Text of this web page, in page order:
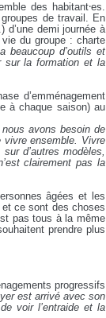
des habitant⸱es.
de travail. En
d’une demi journée à
du groupe : charte
beaucoup d’outils et
sur la formation et la
d’emménagement
à chaque saison) au
avons besoin de
vivre ensemble. Vivre
d’autres modèles,
clairement pas la
âgées et les
ce sont des choses
pas tous à la même
prendre plus
progressifs
est arrivé avec son
voir l’entraide et la